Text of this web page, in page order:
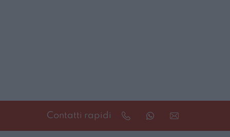
Contatti rapidi